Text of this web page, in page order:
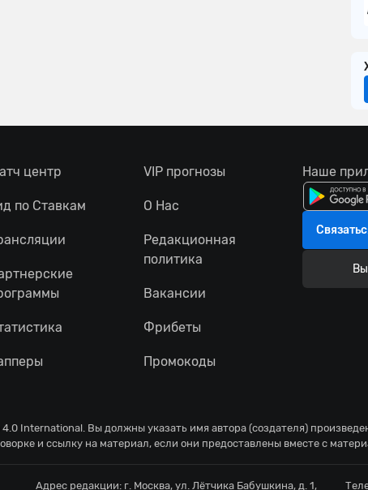
центр
по Ставкам
VIP прогнозы
О Нас
Редакционная
политика
Вакансии
Фрибеты
Промокоды
Наше
International . Вы должны указать имя автора (создателя)
и ссылку на материал, если они предоставлены вместе с
Адрес редакции: г. Москва, ул. Лётчика Бабушкина, д. 1,